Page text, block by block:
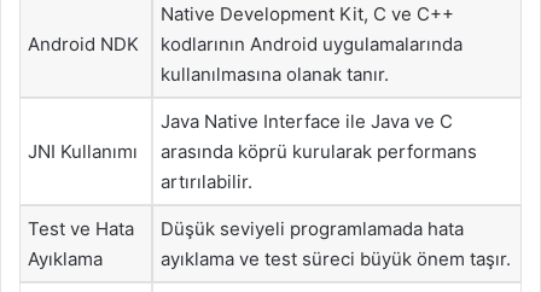
Android NDK
Native Development Kit, C ve C++
kodlarının Android uygulamalarında
kullanılmasına olanak tanır.
JNI Kullanımı
Java Native Interface ile Java ve C
arasında köprü kurularak performans
artırılabilir.
Test ve Hata
Ayıklama
Düşük seviyeli programlamada hata
ayıklama ve test süreci büyük önem taşır.